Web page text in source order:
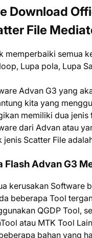
Download
File
memperbaiki semua
Lupa pola, Lupa
Advan G3 yang
kita yang
memiliki dua jenis
dari Advan atau
jenis Scatter File
Flash Advan G3
kerusakan Software
beberapa Tool
QGDP Tool,
atau MTK Tool
bahan yang